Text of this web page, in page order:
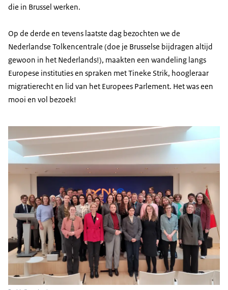
die in Brussel werken.
Op de derde en tevens laatste dag bezochten we de
Nederlandse Tolkencentrale (doe je Brusselse bijdragen altijd
gewoon in het Nederlands!), maakten een wandeling langs
Europese instituties en spraken met Tineke Strik, hoogleraar
migratierecht en lid van het Europees Parlement. Het was een
mooi en vol bezoek!